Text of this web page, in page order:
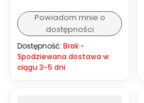
Powiadom mnie o
dostępności
Dostępność: Brak -
Spodziewana dostawa w
ciągu 3-5 dni